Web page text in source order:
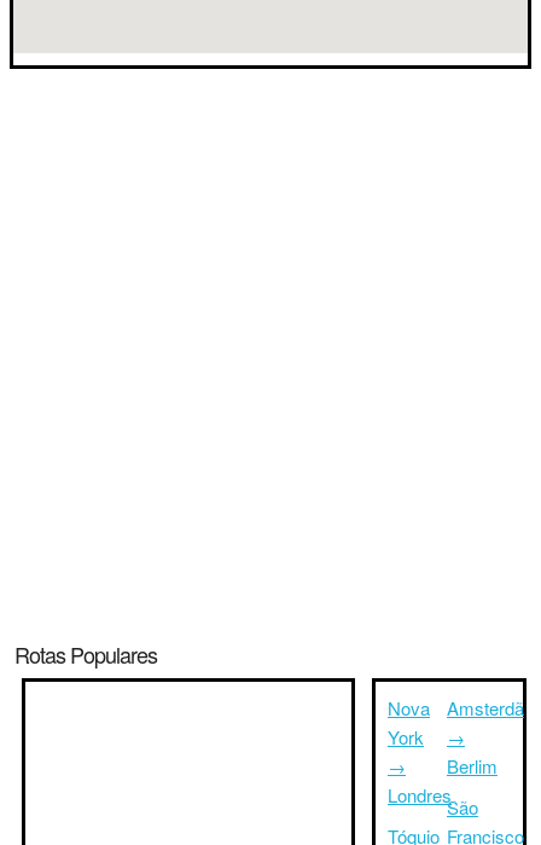
Rotas Populares
Nova
York
→
Londres
Tóquio
Amsterdã
→
Berlim
São
Francisco